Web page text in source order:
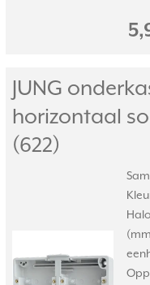
JUNG
horizontaal
(622)